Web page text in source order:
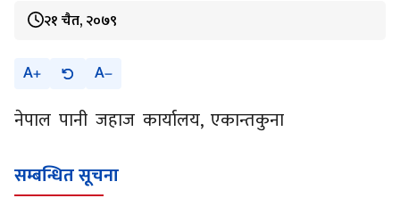
२१ चैत, २०७९
A A
नेपाल पानी जहाज कार्यालय, एकान्तकुना
सम्बन्धित सूचना